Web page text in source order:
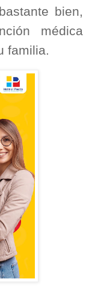
bien,
médica
familia.